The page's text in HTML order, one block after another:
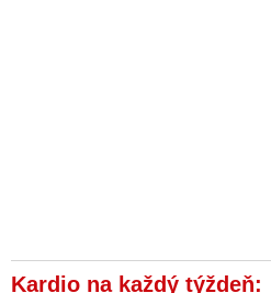
Kardio na každý týždeň: